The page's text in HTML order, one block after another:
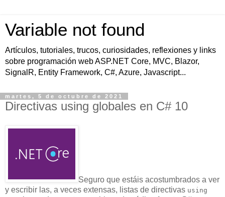
Variable not found
Artículos, tutoriales, trucos, curiosidades, reflexiones y links
sobre programación web ASP.NET Core, MVC, Blazor,
SignalR, Entity Framework, C#, Azure, Javascript...
martes, 5 de octubre de 2021
Directivas using globales en C# 10
Seguro que estáis acostumbrados a ver
y escribir las, a veces extensas, listas de directivas using